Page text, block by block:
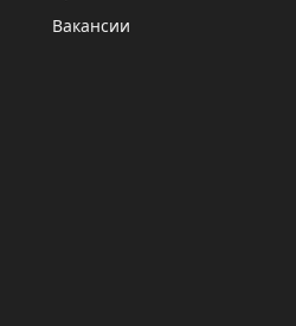
Вакансии